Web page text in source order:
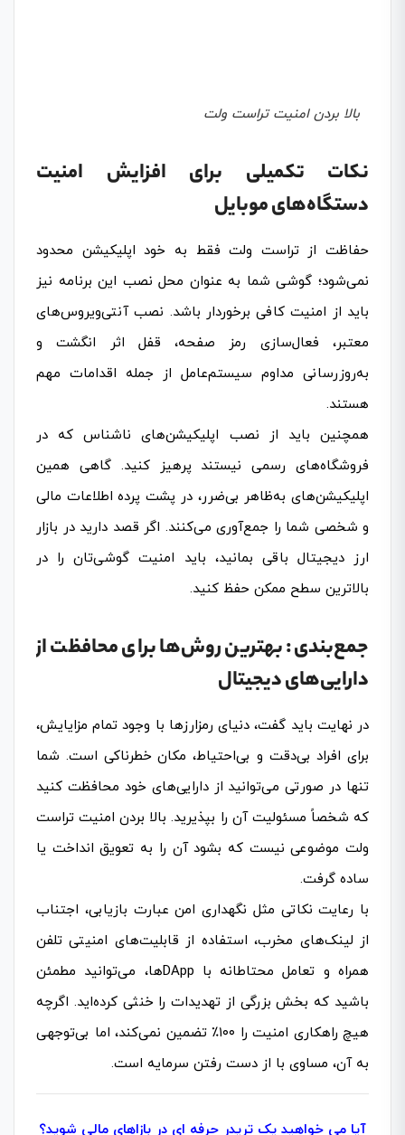
بالا بردن امنیت تراست ولت
نکات تکمیلی برای افزایش امنیت
دستگاه‌های موبایل
حفاظت از تراست ولت فقط به خود اپلیکیشن محدود
نمی‌شود؛ گوشی شما به عنوان محل نصب این برنامه نیز
باید از امنیت کافی برخوردار باشد. نصب آنتی‌ویروس‌های
معتبر، فعال‌سازی رمز صفحه، قفل اثر انگشت و
به‌روزرسانی مداوم سیستم‌عامل از جمله اقدامات مهم
هستند.
همچنین باید از نصب اپلیکیشن‌های ناشناس که در
فروشگاه‌های رسمی نیستند پرهیز کنید. گاهی همین
اپلیکیشن‌های به‌ظاهر بی‌ضرر، در پشت پرده اطلاعات مالی
و شخصی شما را جمع‌آوری می‌کنند. اگر قصد دارید در بازار
ارز دیجیتال باقی بمانید، باید امنیت گوشی‌تان را در
بالاترین سطح ممکن حفظ کنید.
جمع‌بندی: بهترین روش‌ها برای محافظت از
دارایی‌های دیجیتال
در نهایت باید گفت، دنیای رمزارزها با وجود تمام مزایایش،
برای افراد بی‌دقت و بی‌احتیاط، مکان خطرناکی است. شما
تنها در صورتی می‌توانید از دارایی‌های خود محافظت کنید
که شخصاً مسئولیت آن را بپذیرید. بالا بردن امنیت تراست
ولت موضوعی نیست که بشود آن را به تعویق انداخت یا
ساده گرفت.
با رعایت نکاتی مثل نگهداری امن عبارت بازیابی، اجتناب
از لینک‌های مخرب، استفاده از قابلیت‌های امنیتی تلفن
همراه و تعامل محتاطانه با DAppها، می‌توانید مطمئن
باشید که بخش بزرگی از تهدیدات را خنثی کرده‌اید. اگرچه
هیچ راهکاری امنیت را ۱۰۰٪ تضمین نمی‌کند، اما بی‌توجهی
به آن، مساوی با از دست رفتن سرمایه است.
آیا می خواهید یک تریدر حرفه ای در بازاهای مالی شوید؟